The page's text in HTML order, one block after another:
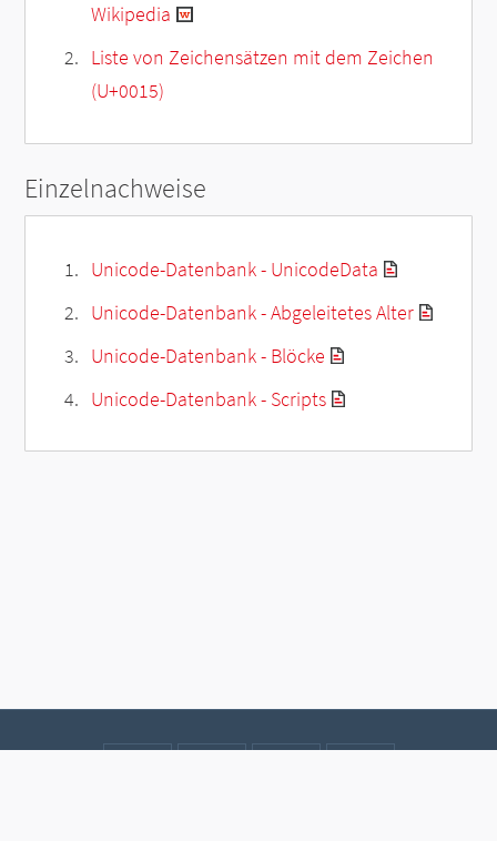
Wikipedia
Liste von Zeichensätzen mit dem Zeichen
(U+0015)
Einzelnachweise
Unicode-Datenbank - UnicodeData
Unicode-Datenbank - Abgeleitetes Alter
Unicode-Datenbank - Blöcke
Unicode-Datenbank - Scripts